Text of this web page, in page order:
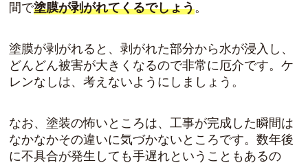
間で塗膜が剥がれてくるでしょう。
塗膜が剥がれると、剥がれた部分から水が浸入し、
どんどん被害が大きくなるので非常に厄介です。ケ
レンなしは、考えないようにしましょう。
なお、塗装の怖いところは、工事が完成した瞬間は
なかなかその違いに気づかないところです。数年後
に不具合が発生しても手遅れということもあるの